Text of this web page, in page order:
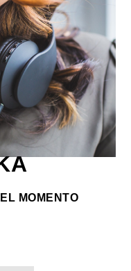
MOMENTO